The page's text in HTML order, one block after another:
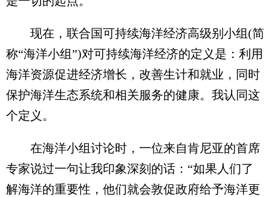
现在，联合国可持续海洋经济高级别小组(简
称“海洋小组”)对可持续海洋经济的定义是：利用
海洋资源促进经济增长，改善生计和就业，同时
保护海洋生态系统和相关服务的健康。我认同这
个定义。
在海洋小组讨论时，一位来自肯尼亚的首席
专家说过一句让我印象深刻的话：“如果人们了
解海洋的重要性，他们就会敦促政府给予海洋更